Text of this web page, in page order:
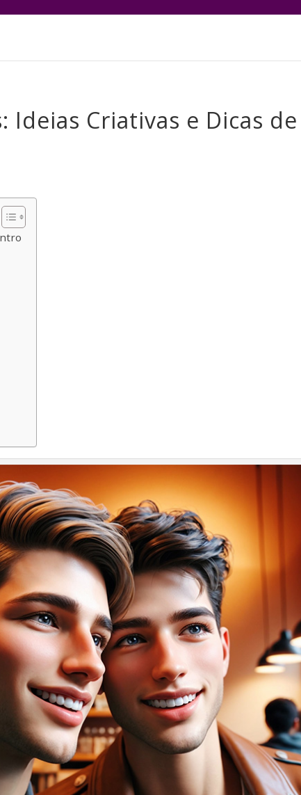
Ideias Criativas e Dicas